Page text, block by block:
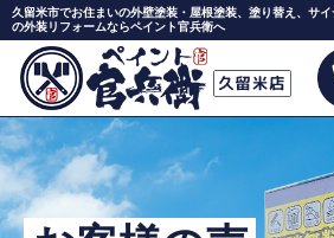
Skip
to
the
content
久留米市でお住まいの外壁塗装・屋根塗装、塗り替え、サ
の外装リフォームならペイント官兵衛へ